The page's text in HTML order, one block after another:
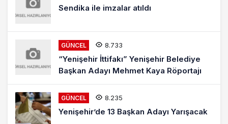
Sendika ile imzalar atıldı
GÜNCEL 8.733
“Yenişehir İttifakı” Yenişehir Belediye
Başkan Adayı Mehmet Kaya Röportajı
GÜNCEL 8.235
Yenişehir’de 13 Başkan Adayı Yarışacak